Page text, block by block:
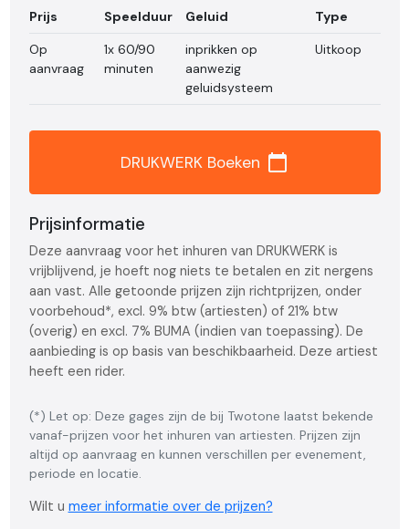
Prijs Speelduur Geluid
Type
Op
aanvraag
1x 60/90
minuten
inprikken op
aanwezig
geluidsysteem
Uitkoop
DRUKWERK Boeken calendar_today
Prijsinformatie
Deze aanvraag voor het inhuren van DRUKWERK is
vrijblijvend, je hoeft nog niets te betalen en zit nergens
aan vast. Alle getoonde prijzen zijn richtprijzen, onder
voorbehoud*, excl. 9% btw (artiesten) of 21% btw
(overig) en excl. 7% BUMA (indien van toepassing). De
aanbieding is op basis van beschikbaarheid. Deze artiest
heeft een rider.
(*) Let op: Deze gages zijn de bij Twotone laatst bekende
vanaf-prijzen voor het inhuren van artiesten. Prijzen zijn
altijd op aanvraag en kunnen verschillen per evenement,
periode en locatie.
Wilt u meer informatie over de prijzen?